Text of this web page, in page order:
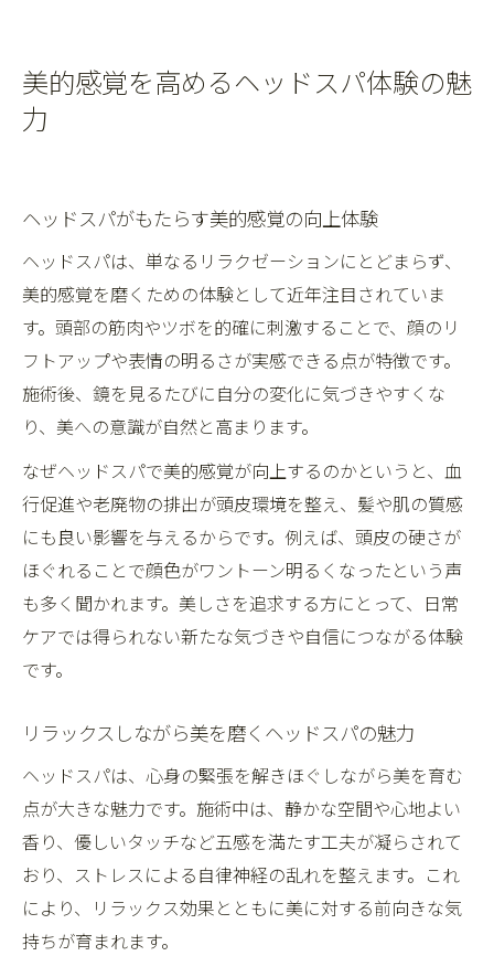
ヘッドスパ好転反応で知る新たな美しさ
好転反応が示すヘッドスパの美容的価値
美的感覚に変化をもたらす好転反応の仕組
み
体質によるヘッドスパ好転反応の違い
深いリラクゼーションがヘッドスパで叶う理由
ヘッドスパが心身に深いリラクゼーション
をもたらす理由
ストレス緩和に役立つヘッドスパの技術と
工夫
リラクゼーションと美的感覚を両立するヘ
ッドスパの秘密
ヘッドスパで疲労回復と気分転換を実感す
効果
スッキリ感が続くヘッドスパの本質とは
ヘッドスパで実感するスッキリ感の正体と
美的効果
長く続く爽快感を生むヘッドスパの技術力
スッキリした後の美的感覚の高まり方
美的感覚を高めるヘッドスパ体験の魅
力
ヘッドスパがもたらす美的感覚の向上体験
ヘッドスパは、単なるリラクゼーションにとどまらず、
美的感覚を磨くための体験として近年注目されていま
す。頭部の筋肉やツボを的確に刺激することで、顔のリ
フトアップや表情の明るさが実感できる点が特徴です。
施術後、鏡を見るたびに自分の変化に気づきやすくな
り、美への意識が自然と高まります。
なぜヘッドスパで美的感覚が向上するのかというと、血
行促進や老廃物の排出が頭皮環境を整え、髪や肌の質感
にも良い影響を与えるからです。例えば、頭皮の硬さが
ほぐれることで顔色がワントーン明るくなったという声
も多く聞かれます。美しさを追求する方にとって、日常
ケアでは得られない新たな気づきや自信につながる体験
です。
リラックスしながら美を磨くヘッドスパの魅力
ヘッドスパは、心身の緊張を解きほぐしながら美を育む
点が大きな魅力です。施術中は、静かな空間や心地よい
香り、優しいタッチなど五感を満たす工夫が凝らされて
おり、ストレスによる自律神経の乱れを整えます。これ
により、リラックス効果とともに美に対する前向きな気
持ちが育まれます。